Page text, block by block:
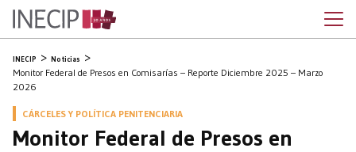
INECIP Noticias
Monitor Federal de Presos en Comisarías – Reporte Diciembre 2025 – Marzo
2026
CÁRCELES Y POLÍTICA PENITENCIARIA
Monitor Federal de Presos en